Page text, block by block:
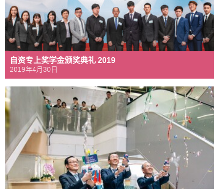
自资专上奖学金颁奖典礼 2019
2019年4月30日